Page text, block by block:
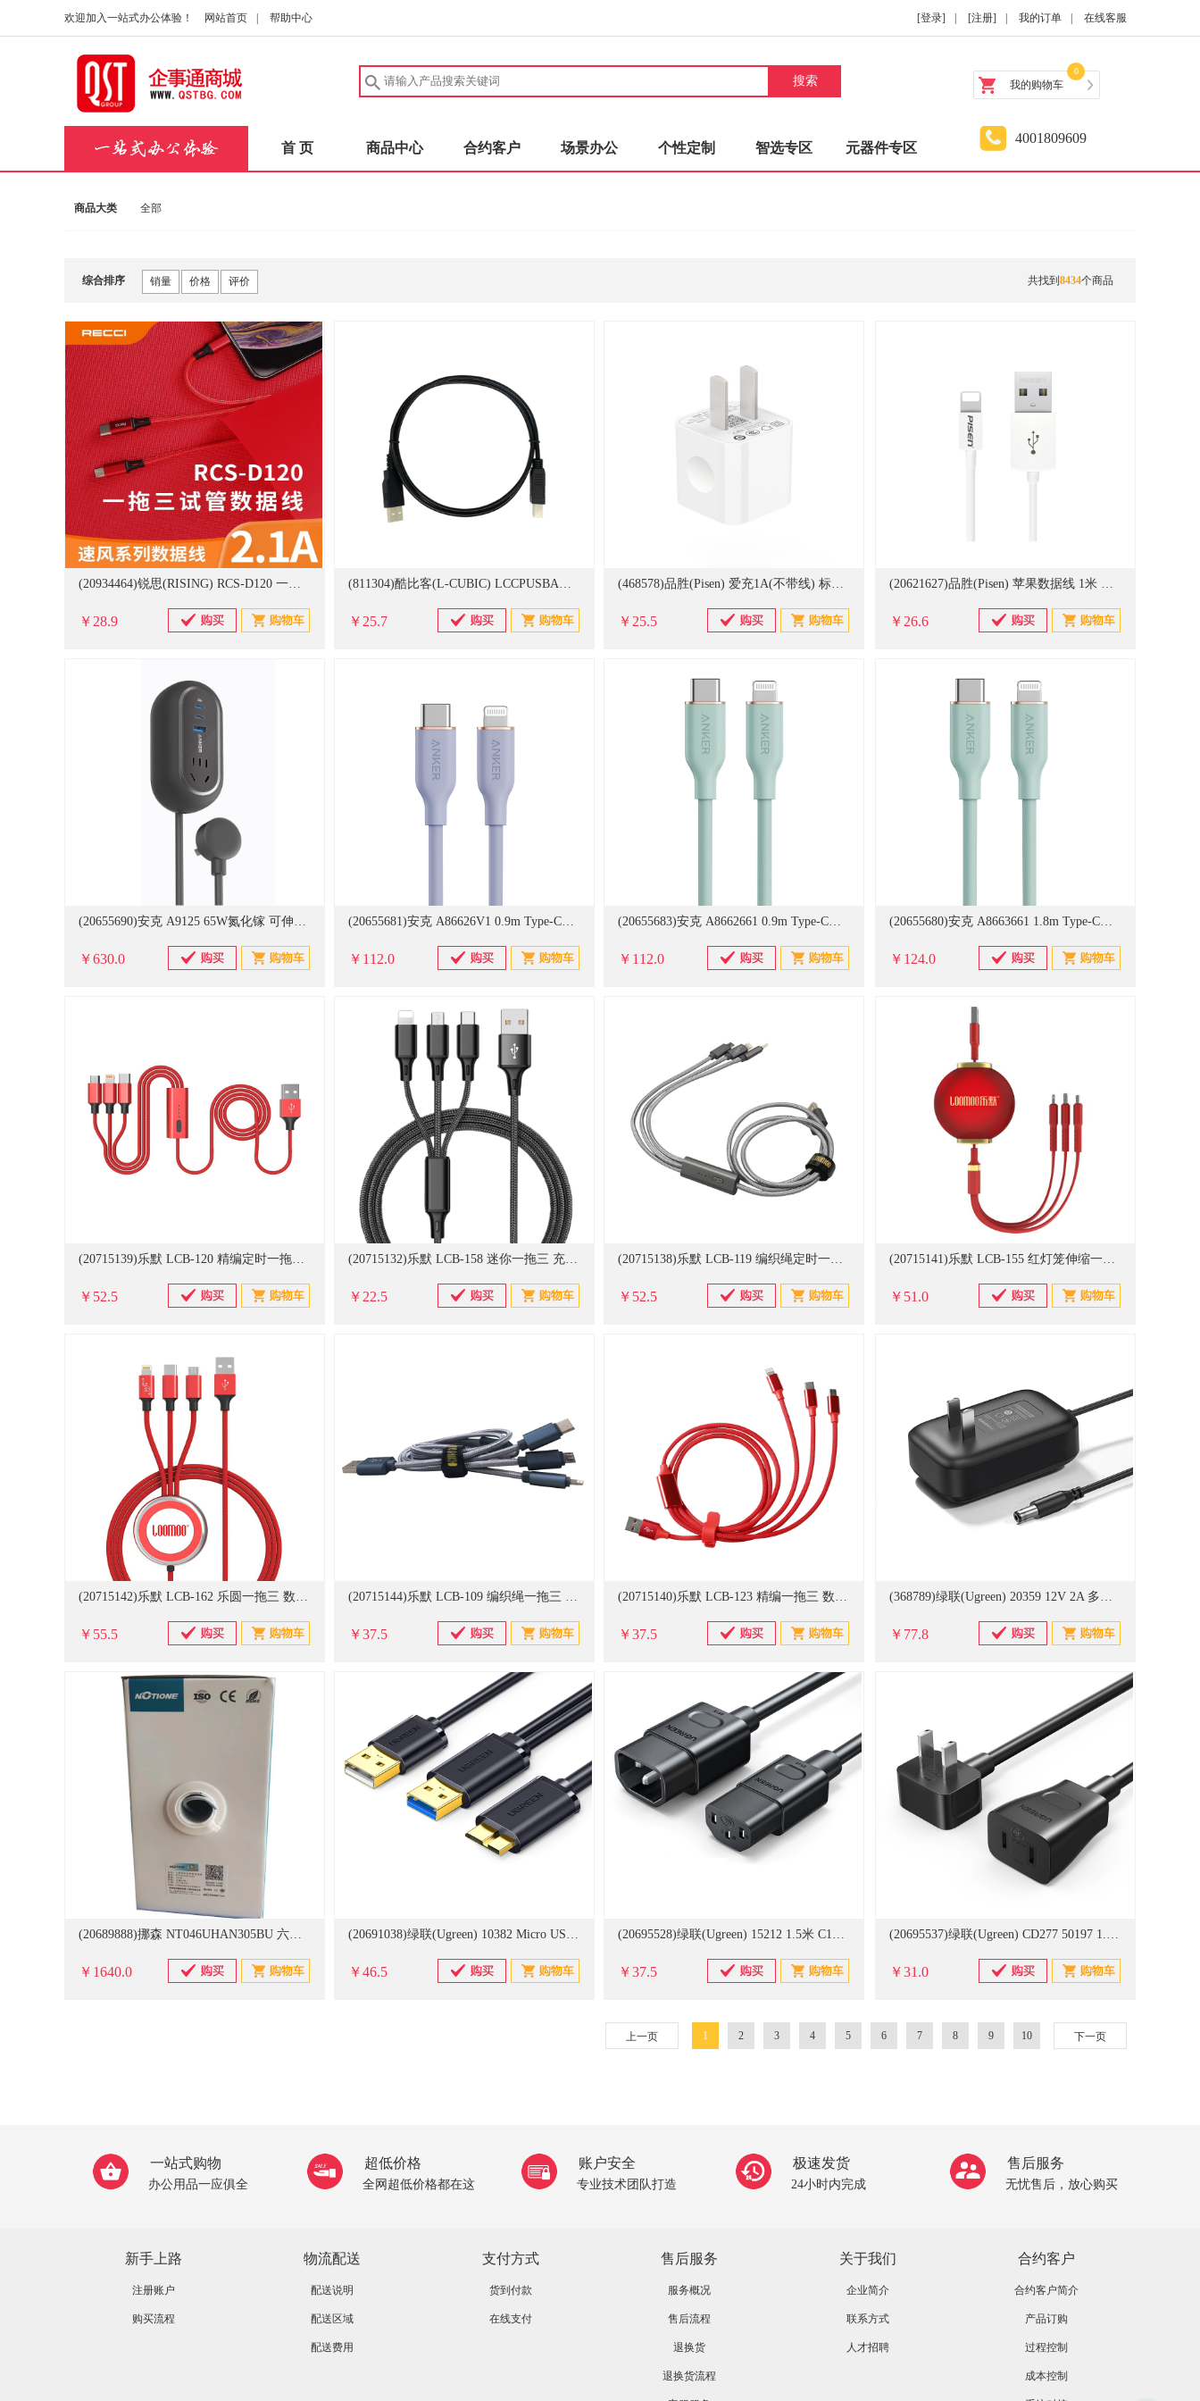
欢迎加入一站式办公体验！ 网站首页 帮助中心 [登录] [注册] 我的订单 在线客服
搜索 我的购物车
0
首 页 商品中心 合约客户 场景办公 个性定制 智选专区 元器件专区
4001809609
商品大类 全部
综合排序 销量 价格 评价 共找到 8434个商品
(20934464)锐思(RISING) RCS-D120 一拖三 USB口数据线(单位：条)
￥28.9
(811304)酷比客(L-CUBIC) LCCPUSBAMBMBK-3M 3m USB2.0 打印机线 黑色(单位：根)
￥25.7
(468578)品胜(Pisen) 爱充1A(不带线) 标准版 苹果充电器 白色(单位：个)
￥25.5
(20621627)品胜(Pisen) 苹果数据线 1米 数据线(单位：条)
￥26.6
(20655690)安克 A9125 65W氮化镓 可伸缩插座排插多口快充充电器 黑色(单位：件)
￥630.0
(20655681)安克 A86626V1 0.9m Type-C转Lightning数据线 浅紫色(单位：条)
￥112.0
(20655683)安克 A8662661 0.9m Type-C转Lightning数据线 绿色(单位：条)
￥112.0
(20655680)安克 A8663661 1.8m Type-C转Lightning数据线 绿色(单位：条)
￥124.0
(20715139)乐默 LCB-120 精编定时一拖三 数据线(单位：根)
￥52.5
(20715132)乐默 LCB-158 迷你一拖三 充电线(单位：根)
￥22.5
(20715138)乐默 LCB-119 编织绳定时一拖三 数据线(单位：根)
￥52.5
(20715141)乐默 LCB-155 红灯笼伸缩一拖三 充电线(单位：根)
￥51.0
(20715142)乐默 LCB-162 乐圆一拖三 数据线(单位：根)
￥55.5
(20715144)乐默 LCB-109 编织绳一拖三 数据线(单位：根)
￥37.5
(20715140)乐默 LCB-123 精编一拖三 数据线(单位：根)
￥37.5
(368789)绿联(Ugreen) 20359 12V 2A 多功能充电器(单位：个)
￥77.8
(20689888)挪森 NT046UHAN305BU 六类 数据线(单位：箱)
￥1640.0
(20691038)绿联(Ugreen) 10382 Micro USB3.0双供电1米 数据连接线(单位：条)
￥46.5
(20695528)绿联(Ugreen) 15212 1.5米 C13转C14电源延长线(单位：条)
￥37.5
(20695537)绿联(Ugreen) CD277 50197 1.5米 二插芯主机电源延长线(单位：条)
￥31.0
上一页 1 2 3 4 5 6 7 8 9 10 下一页
一站式购物
办公用品一应俱全
超低价格
全网超低价格都在这
账户安全
专业技术团队打造
极速发货
24小时内完成
售后服务
无忧售后，放心购买
新手上路
注册账户
购买流程
物流配送
配送说明
配送区域
配送费用
支付方式
货到付款
在线支付
售后服务
服务概况
售后流程
退换货
退换货流程
关于我们
企业简介
联系方式
人才招聘
合约客户
合约客户简介
产品订购
过程控制
成本控制